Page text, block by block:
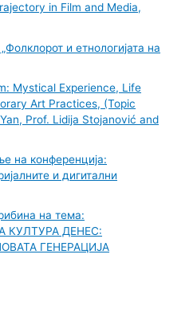
in Film and Media,
и етнологијата на
Mystical Experience, Life
Art Practices, (Topic
Prof. Lidija Stojanović and
на конференција:
и дигитални
на тема:
КУЛТУРА ДЕНЕС:
ГЕНЕРАЦИЈА